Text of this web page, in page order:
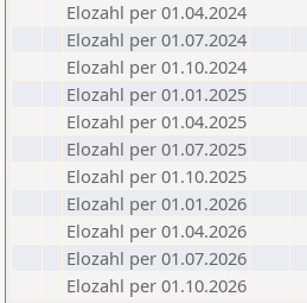
Elozahl per 01.04.2024
Elozahl per 01.07.2024
Elozahl per 01.10.2024
Elozahl per 01.01.2025
Elozahl per 01.04.2025
Elozahl per 01.07.2025
Elozahl per 01.10.2025
Elozahl per 01.01.2026
Elozahl per 01.04.2026
Elozahl per 01.07.2026
Elozahl per 01.10.2026